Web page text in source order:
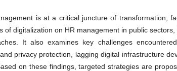
is at a critical juncture of transformation,
digitalization on HR management in public
It also examines key challenges
privacy protection, lagging digital infrastructure
on these findings, targeted strategies are